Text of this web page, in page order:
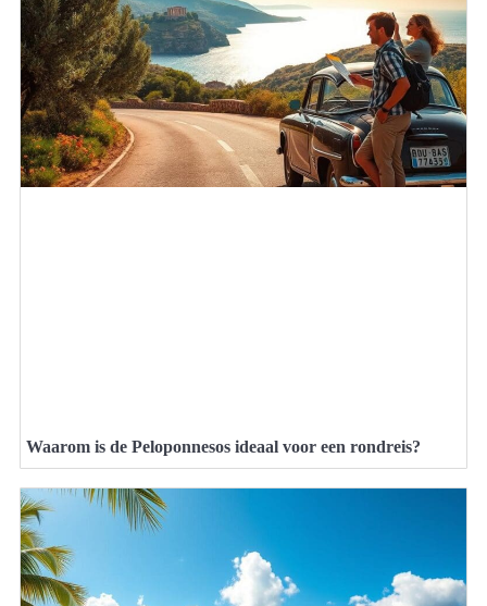
Waarom is de Peloponnesos ideaal voor een rondreis?